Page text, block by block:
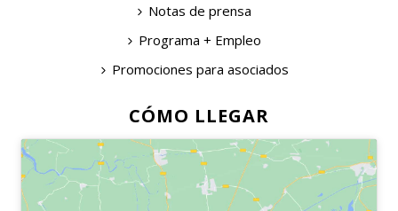
Notas de prensa
Programa + Empleo
Promociones para asociados
CÓMO LLEGAR